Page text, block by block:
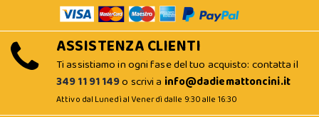
ASSISTENZA CLIENTI
Ti assistiamo in ogni fase del tuo acquisto: contatta il
349 11 91 149o scrivi a info@dadiemattoncini.it
Attivo dal Lunedì al Venerdì dalle 9:30 alle 16:30